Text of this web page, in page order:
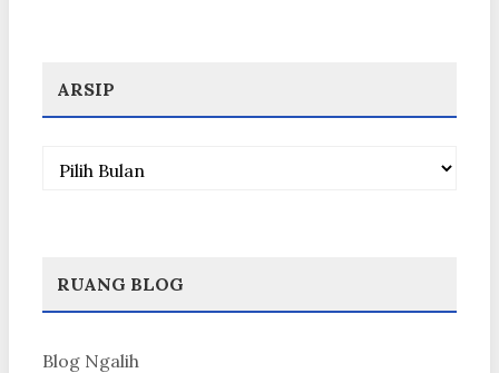
ARSIP
Arsip
RUANG BLOG
Blog Ngalih